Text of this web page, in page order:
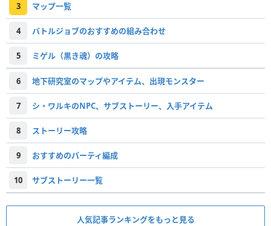
3 マップ一覧
4 バトルジョブのおすすめの組み合わせ
5 ミゲル（黒き魂）の攻略
6 地下研究室のマップやアイテム、出現モンスター
7 シ・ワルキのNPC、サブストーリー、入手アイテム
8 ストーリー攻略
9 おすすめのパーティ編成
10 サブストーリー一覧
人気記事ランキングをもっと見る